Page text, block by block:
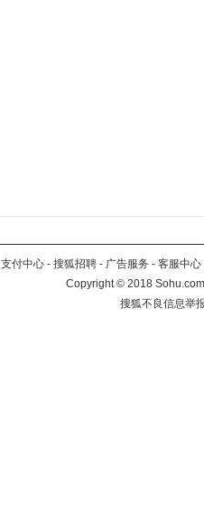
支付中心 - 搜狐招聘 - 广告服务 - 客服中心
Copyright©2018
搜狐不良信息举